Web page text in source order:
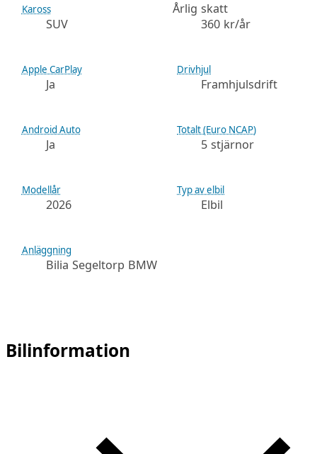
Kaross
SUV
Årlig skatt
360 kr/år
Apple CarPlay
Ja
Drivhjul
Framhjulsdrift
Android Auto
Ja
Totalt (Euro NCAP)
5 stjärnor
Modellår
2026
Typ av elbil
Elbil
Anläggning
Bilia Segeltorp BMW
Bilinformation